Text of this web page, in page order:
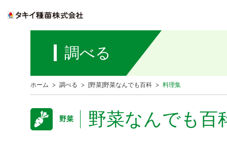
調べる
ホーム 調べる [野菜]野菜なんでも百科 料理集
野菜 野菜なんでも百